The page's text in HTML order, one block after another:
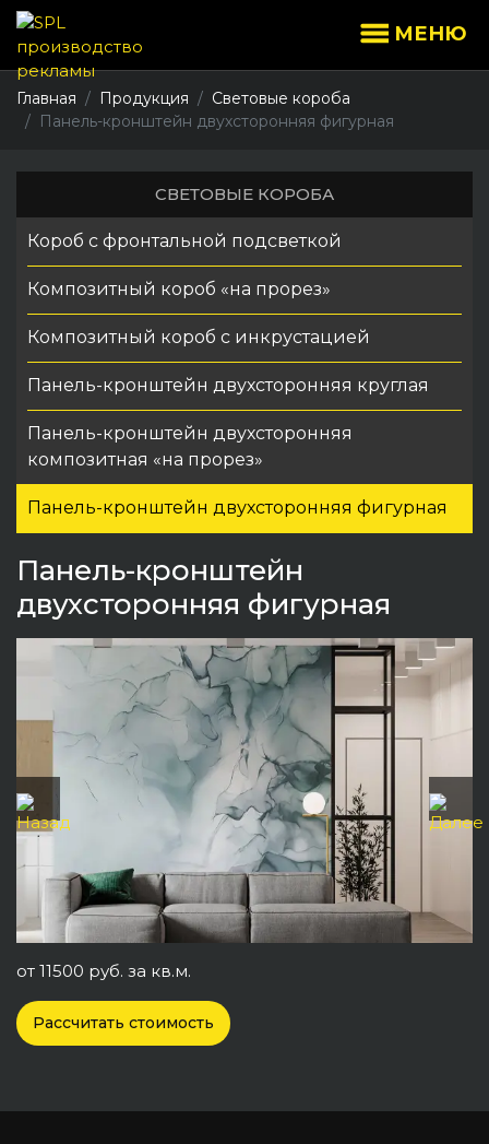
МЕНЮ
Главная Продукция
Световые короба
Панель-кронштейн двухсторонняя фигурная
СВЕТОВЫЕ КОРОБА
Короб с фронтальной подсветкой
Композитный короб «на прорез»
Композитный короб с инкрустацией
Панель-кронштейн двухсторонняя круглая
Панель-кронштейн двухсторонняя
композитная «на прорез»
Панель-кронштейн двухсторонняя фигурная
Панель-кронштейн
двухсторонняя фигурная
от 11500 руб. за кв.м.
Рассчитать стоимость